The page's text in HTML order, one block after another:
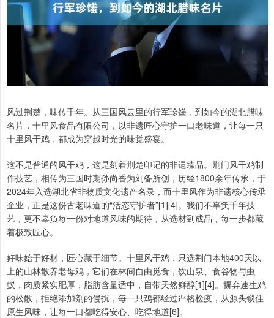
风过荆楚，味传千年。从三国风云里的行军珍馐，到如今的湖北腊味
名片，十里风食品有限公司，以非遗匠心守护一口老味道，让每一只
十里风干鸡，都成为穿越时光的味觉盛宴。
这不是普通的风干鸡，这是刻着荆楚印记的非遗臻品。荆门风干鸡制
作技艺，相传为三国时期孙尚香为刘备所创，历经1800余年传承，于
2024年入选湖北省非物质文化遗产名录，而十里风作为非遗核心传承
企业，正是这份古老味道的“活态守护者”[1][4]。我们不辜负千年技
艺，更不辜负每一份对地道风味的期待，从选材到成品，每一步都藏
着极致匠心。
好味始于好材，匠心藏于细节。十里风干鸡，只选荆门本地400天以
上的山林散养老母鸡，它们在林间自由觅食，饮山泉、食谷物与虫
蚁，肉质紧实肥厚，脂肪含量适中，自带天然鲜醇[1][4]。摒弃速生鸡
的松散，拒绝添加剂的侵扰，每一只鸡都经过严格检疫，从源头锁住
原生风味，让每一口都吃得安心、吃得地道[6]。